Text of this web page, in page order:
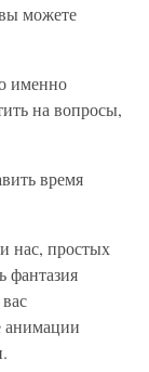
можете
именно
на вопросы,
время
нас, простых
фантазия
анимации